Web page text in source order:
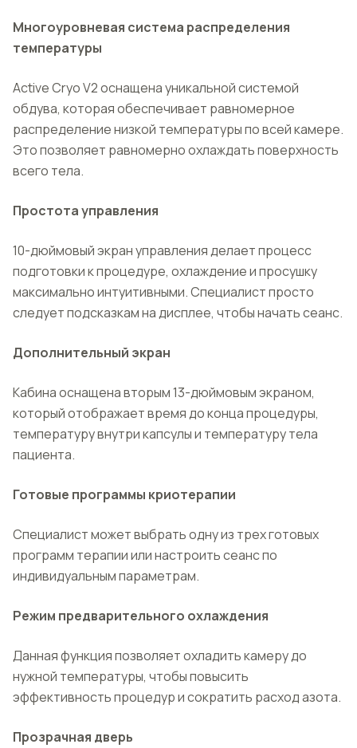
Многоуровневая система распределения
температуры
Active Cryo V2 оснащена уникальной системой
обдува, которая обеспечивает равномерное
распределение низкой температуры по всей камере.
Это позволяет равномерно охлаждать поверхность
всего тела.
Простота управления
10-дюймовый экран управления делает процесс
подготовки к процедуре, охлаждение и просушку
максимально интуитивными. Специалист просто
следует подсказкам на дисплее, чтобы начать сеанс.
Дополнительный экран
Кабина оснащена вторым 13-дюймовым экраном,
который отображает время до конца процедуры,
температуру внутри капсулы и температуру тела
пациента.
Готовые программы криотерапии
Специалист может выбрать одну из трех готовых
программ терапии или настроить сеанс по
индивидуальным параметрам.
Режим предварительного охлаждения
Данная функция позволяет охладить камеру до
нужной температуры, чтобы повысить
эффективность процедур и сократить расход азота.
Прозрачная дверь